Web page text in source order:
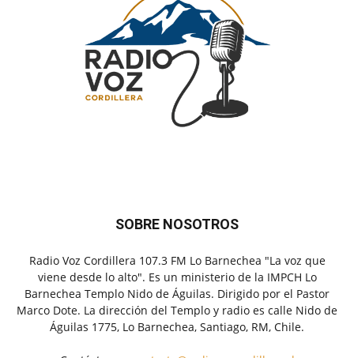
SOBRE NOSOTROS
Radio Voz Cordillera 107.3 FM Lo Barnechea "La voz que
viene desde lo alto". Es un ministerio de la IMPCH Lo
Barnechea Templo Nido de Águilas. Dirigido por el Pastor
Marco Dote. La dirección del Templo y radio es calle Nido de
Águilas 1775, Lo Barnechea, Santiago, RM, Chile.